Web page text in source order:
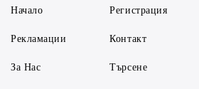
Начало
Рекламации
За Нас
Регистрация
Контакт
Търсене